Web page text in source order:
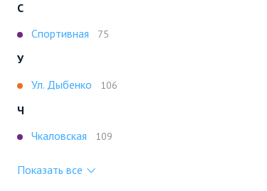
С
Спортивная
75
У
Ул. Дыбенко
106
Ч
Чкаловская
109
Показать все